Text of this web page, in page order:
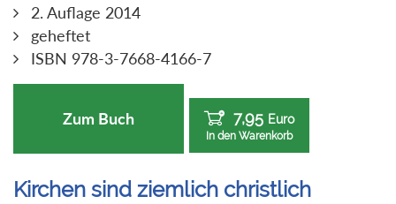
2. Auflage 2014
geheftet
ISBN 978-3-7668-4166-7
Zum Buch 7,95 Euro
In den Warenkorb
Kirchen sind ziemlich christlich